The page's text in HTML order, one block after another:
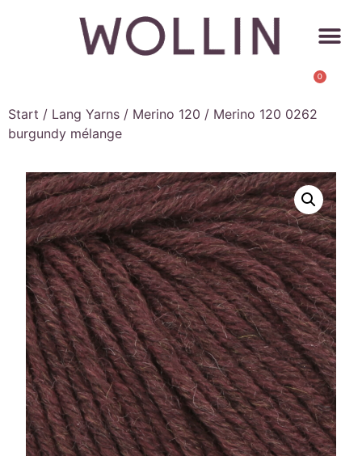
0
Start / Lang Yarns / Merino 120 / Merino 120 0262
burgundy mélange